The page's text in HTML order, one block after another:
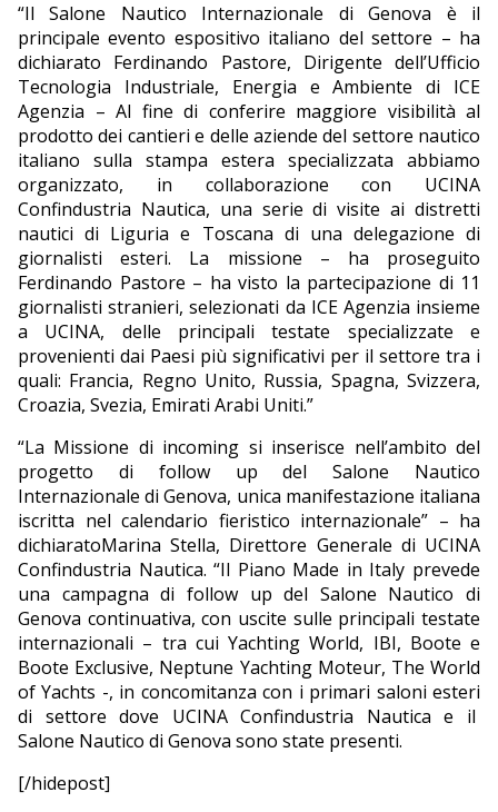
“Il Salone Nautico Internazionale di Genova è il
principale evento espositivo italiano del settore – ha
dichiarato Ferdinando Pastore, Dirigente dell’Ufficio
Tecnologia Industriale, Energia e Ambiente di ICE
Agenzia – Al fine di conferire maggiore visibilità al
prodotto dei cantieri e delle aziende del settore nautico
italiano sulla stampa estera specializzata abbiamo
organizzato, in collaborazione con UCINA
Confindustria Nautica, una serie di visite ai distretti
nautici di Liguria e Toscana di una delegazione di
giornalisti esteri. La missione – ha proseguito
Ferdinando Pastore – ha visto la partecipazione di 11
giornalisti stranieri, selezionati da ICE Agenzia insieme
a UCINA, delle principali testate specializzate e
provenienti dai Paesi più significativi per il settore tra i
quali: Francia, Regno Unito, Russia, Spagna, Svizzera,
Croazia, Svezia, Emirati Arabi Uniti.”
“La Missione di incoming si inserisce nell’ambito del
progetto di follow up del Salone Nautico
Internazionale di Genova, unica manifestazione italiana
iscritta nel calendario fieristico internazionale” – ha
dichiaratoMarina Stella, Direttore Generale di UCINA
Confindustria Nautica. “Il Piano Made in Italy prevede
una campagna di follow up del Salone Nautico di
Genova continuativa, con uscite sulle principali testate
internazionali – tra cui Yachting World, IBI, Boote e
Boote Exclusive, Neptune Yachting Moteur, The World
of Yachts -, in concomitanza con i primari saloni esteri
di settore dove UCINA Confindustria Nautica e il
Salone Nautico di Genova sono state presenti.
[/hidepost]